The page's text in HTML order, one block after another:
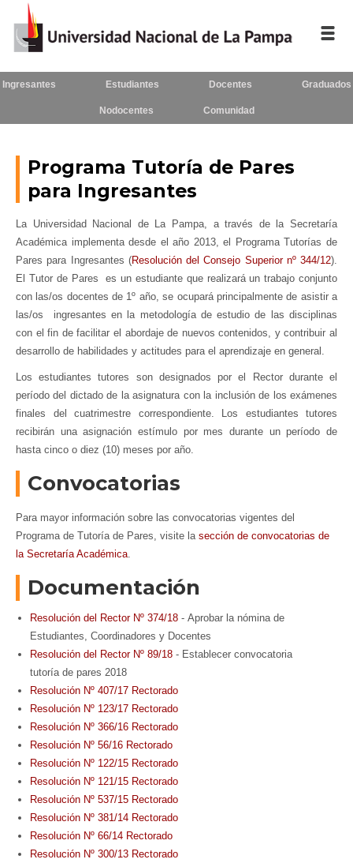
La UNLPam
Consejo Superior
Rectorado / Secretarías
Facultades
Contacto
Seguínosen:
Ingresantes Estudiantes Docentes Graduados
Nodocentes Comunidad
Programa Tutoría de Pares
para Ingresantes
La Universidad Nacional de La Pampa, a través de la Secretaría
Académica implementa desde el año 2013, el Programa Tutorías de
Pares para Ingresantes (Resolución del Consejo Superior nº 344/12).
El Tutor de Pares es un estudiante que realizará un trabajo conjunto
con las/os docentes de 1º año, se ocupará principalmente de asistir a
las/os ingresantes en la metodología de estudio de las disciplinas
con el fin de facilitar el abordaje de nuevos contenidos, y contribuir al
desarrollo de habilidades y actitudes para el aprendizaje en general.
Los estudiantes tutores son designados por el Rector durante el
período del dictado de la asignatura con la inclusión de los exámenes
finales del cuatrimestre correspondiente. Los estudiantes tutores
recibirán una asignación estímulo por mes durante un período de
hasta cinco o diez (10) meses por año.
Convocatorias
Para mayor información sobre las convocatorias vigentes del
Programa de Tutoría de Pares, visite la sección de convocatorias de
la Secretaría Académica.
Documentación
Resolución del Rector Nº 374/18 - Aprobar la nómina de
Estudiantes, Coordinadores y Docentes
Resolución del Rector Nº 89/18 - Establecer convocatoria
tutoría de pares 2018
Resolución Nº 407/17 Rectorado
Resolución Nº 123/17 Rectorado
Resolución Nº 366/16 Rectorado
Resolución Nº 56/16 Rectorado
Resolución Nº 122/15 Rectorado
Resolución Nº 121/15 Rectorado
Resolución Nº 537/15 Rectorado
Resolución Nº 381/14 Rectorado
Resolución Nº 66/14 Rectorado
Resolución Nº 300/13 Rectorado